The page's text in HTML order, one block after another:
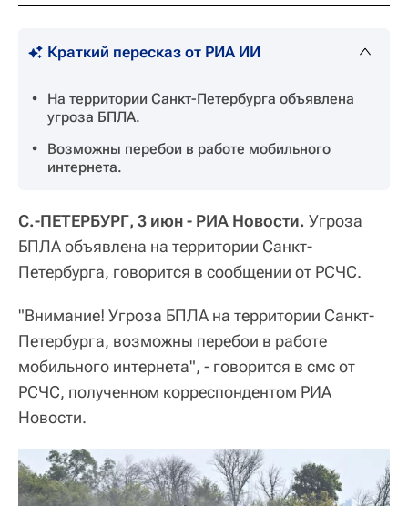
Краткий пересказ от РИА ИИ
На территории Санкт-Петербурга объявлена
угроза БПЛА.
Возможны перебои в работе мобильного
интернета.
С.-ПЕТЕРБУРГ, 3 июн - РИА Новости. Угроза
БПЛА объявлена на территории Санкт-
Петербурга, говорится в сообщении от РСЧС.
"Внимание! Угроза БПЛА на территории Санкт-
Петербурга, возможны перебои в работе
мобильного интернета", - говорится в смс от
РСЧС, полученном корреспондентом РИА
Новости.